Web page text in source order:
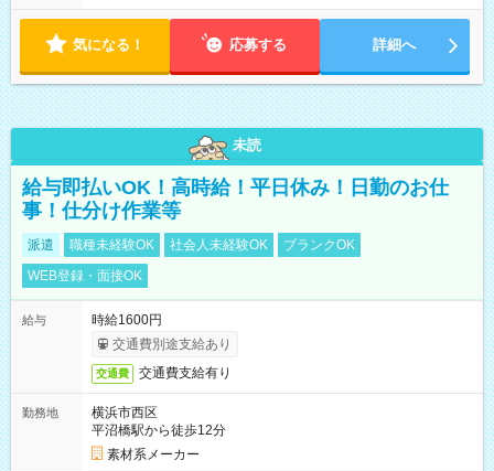
気になる！ 応募する 詳細へ
未読
給与即払いOK！高時給！平日休み！日勤のお仕
事！仕分け作業等
派遣 職種未経験OK 社会人未経験OK
ブランクOK
WEB登録・面接OK
給与
時給1600円
交通費別途支給あり
交通費 交通費支給有り
勤務地
横浜市西区
平沼橋駅から徒歩12分
素材系メーカー